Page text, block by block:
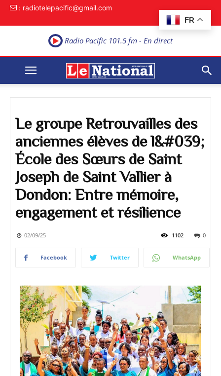
FR
: radiotelepacific@gmail.com
Radio Pacific 101.5 fm - En direct
Le groupe Retrouvailles des
anciennes élèves de l&#039;
École des Sœurs de Saint
Joseph de Saint Vallier à
Dondon: Entre mémoire,
engagement et résilience
02/09/25 0
1102
Facebook Twitter WhatsApp